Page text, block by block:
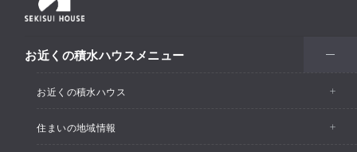
お近くの積水ハウスメニュー
お近くの積水ハウス
お近くの積水ハウストップ
住まいの地域情報